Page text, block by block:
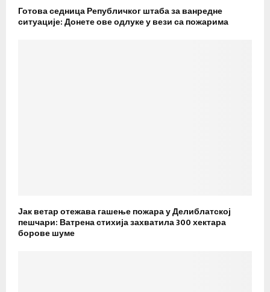
Готова седница Републичког штаба за ванредне
ситуације: Донете ове одлуке у вези са пожарима
Јак ветар отежава гашење пожара у Делиблатској
пешчари: Ватрена стихија захватила 300 хектара
борове шуме